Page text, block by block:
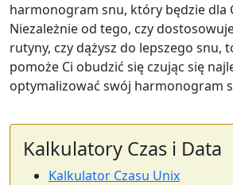
harmonogram snu, który będzie dla
Niezależnie od tego, czy
rutyny, czy dążysz do lepszego snu,
pomoże Ci obudzić się czując się
optymalizować swój harmonogram
Kalkulatory Czas i Data
Kalkulator Czasu Unix